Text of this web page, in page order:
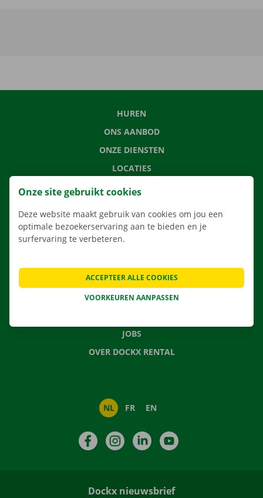
HUREN
ONS AANBOD
ONZE DIENSTEN
LOCATIES
APP
VEELGESTELDE VRAGEN
NIEUWS
JOBS
OVER DOCKX RENTAL
NL FR EN
FacebookInstagramLinkedIn
Dockx nieuwsbrief
Onze site gebruikt cookies
Deze website maakt gebruik van cookies om jou een
optimale bezoekerservaring aan te bieden en je
surfervaring te verbeteren.
VOORKEUREN AANPASSEN
ACCEPTEER ALLE COOKIES